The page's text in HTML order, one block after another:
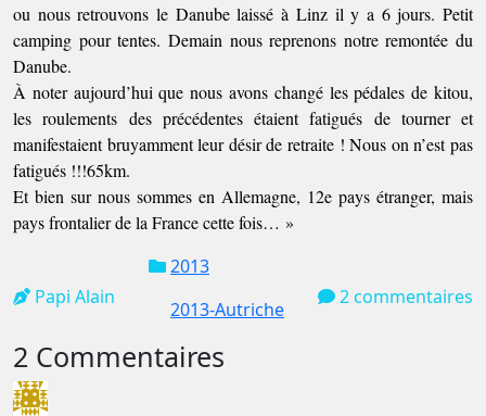
ou nous retrouvons le Danube laissé à Linz il y a 6 jours. Petit
camping pour tentes. Demain nous reprenons notre remontée du
Danube.
À noter aujourd’hui que nous avons changé les pédales de kitou,
les roulements des précédentes étaient fatigués de tourner et
manifestaient bruyamment leur désir de retraite ! Nous on n’est pas
fatigués !!!65km.
Et bien sur nous sommes en Allemagne, 12e pays étranger, mais
pays frontalier de la France cette fois… »
Papi Alain
2013
2013-Autriche
2 commentaires
2 Commentaires